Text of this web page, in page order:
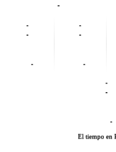
-
-
-
-
-
-
-
-
-
-
El tiempo en